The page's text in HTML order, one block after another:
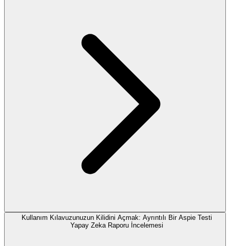
Kullanım Kılavuzunuzun Kilidini Açmak: Ayrıntılı Bir Aspie Testi
Yapay Zeka Raporu İncelemesi